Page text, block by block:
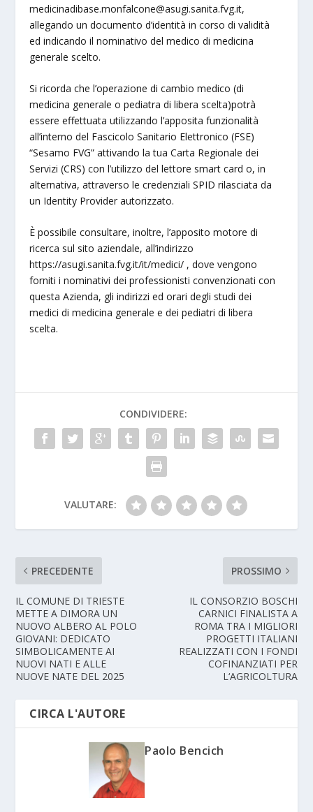
medicinadibase.monfalcone@asugi.sanita.fvg.it,
allegando un documento d’identità in corso di validità
ed indicando il nominativo del medico di medicina
generale scelto.
Si ricorda che l’operazione di cambio medico (di
medicina generale o pediatra di libera scelta)potrà
essere effettuata utilizzando l’apposita funzionalità
all’interno del Fascicolo Sanitario Elettronico (FSE)
“Sesamo FVG” attivando la tua Carta Regionale dei
Servizi (CRS) con l’utilizzo del lettore smart card o, in
alternativa, attraverso le credenziali SPID rilasciata da
un Identity Provider autorizzato.
È possibile consultare, inoltre, l’apposito motore di
ricerca sul sito aziendale, all’indirizzo
https://asugi.sanita.fvg.it/it/medici/ , dove vengono
forniti i nominativi dei professionisti convenzionati con
questa Azienda, gli indirizzi ed orari degli studi dei
medici di medicina generale e dei pediatri di libera
scelta.
CONDIVIDERE:
VALUTARE:
PRECEDENTE
IL COMUNE DI TRIESTE
METTE A DIMORA UN
NUOVO ALBERO AL POLO
GIOVANI: DEDICATO
SIMBOLICAMENTE AI
NUOVI NATI E ALLE
NUOVE NATE DEL 2025
PROSSIMO
IL CONSORZIO BOSCHI
CARNICI FINALISTA A
ROMA TRA I MIGLIORI
PROGETTI ITALIANI
REALIZZATI CON I FONDI
COFINANZIATI PER
L‘AGRICOLTURA
CIRCA L'AUTORE
Paolo Bencich